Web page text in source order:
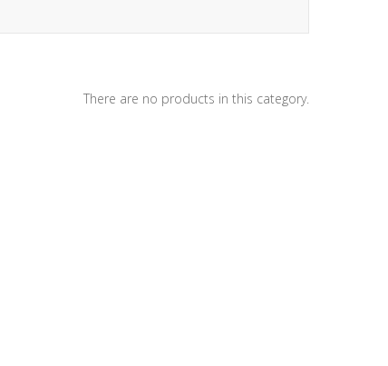
There are no products in this category.